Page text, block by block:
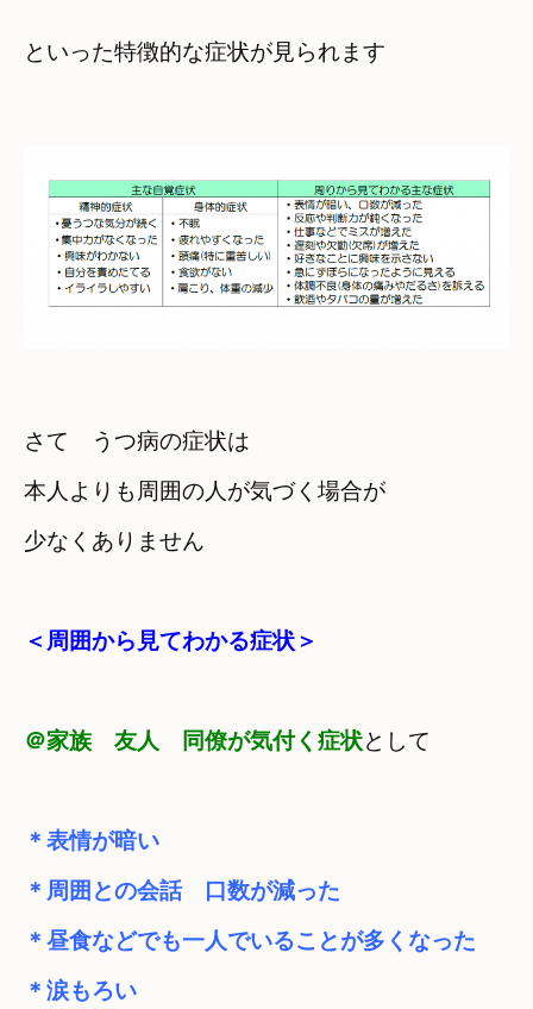
といった特徴的な症状が見られます
さて　うつ病の症状は
本人よりも周囲の人が気づく場合が
＜周囲から見てわかる症状＞
＠家族　友人　同僚が気付く症状
＊表情が暗い
＊周囲との会話　口数が減った
＊昼食などでも一人でいることが多くなった
＊涙もろい